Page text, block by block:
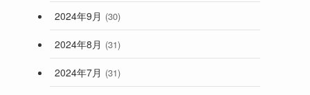
2024年9月 (30)
2024年8月 (31)
2024年7月 (31)